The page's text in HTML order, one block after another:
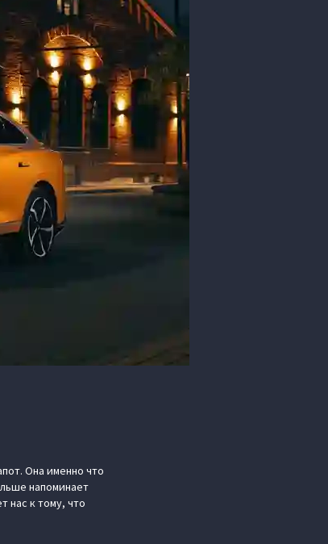
Она именно что
напоминает
нас к тому, что